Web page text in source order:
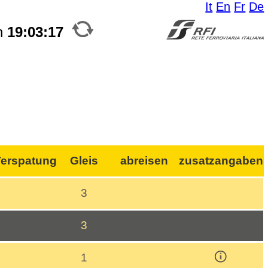
It En Fr De
19:03:17
Gleis abreisen zusatzangaben
3
3
1